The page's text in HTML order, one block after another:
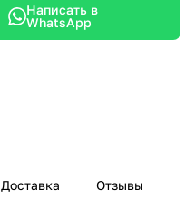
Написать в
WhatsApp
Доставка Отзывы